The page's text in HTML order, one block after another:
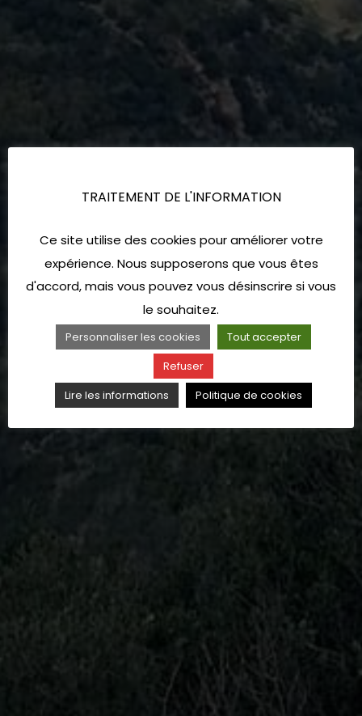
TRAITEMENT DE L'INFORMATION
Ce site utilise des cookies pour améliorer votre
expérience. Nous supposerons que vous êtes
d'accord, mais vous pouvez vous désinscrire si vous
le souhaitez.
Personnaliser les cookies
Tout accepter
Refuser
Lire les informations
Politique de cookies